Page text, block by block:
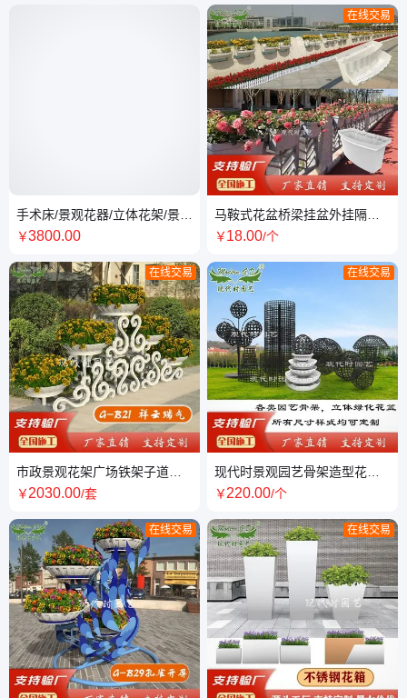
手术床/景观花器/立体花架/景观
花架/市政景观花架/组合花器/
￥3800.00
在线交易
市政景观花架广场铁架子道路
两旁摆放花器铁艺种花槽
￥2030.00/套
在线交易
在线交易
马鞍式花盆桥梁挂盆外挂隔离
盆PP工程塑料护栏花槽厂家供
￥18.00/个
在线交易
现代时景观园艺骨架造型花球
花柱花瓶花塔景观蘑菇支持来
￥220.00/个
在线交易